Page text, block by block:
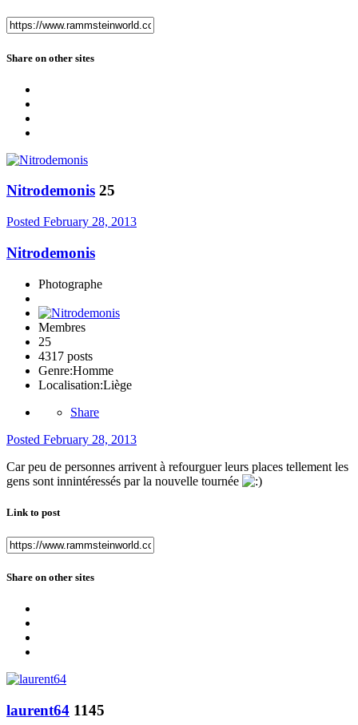
Share on other sites
Nitrodemonis 25
Posted February 28, 2013
Nitrodemonis
Photographe
Membres
25
4317 posts
Genre:Homme
Localisation:Liège
Share
Posted February 28, 2013
Car peu de personnes arrivent à refourguer leurs places tellement les
gens sont innintéressés par la nouvelle tournée
Link to post
Share on other sites
laurent64 1145